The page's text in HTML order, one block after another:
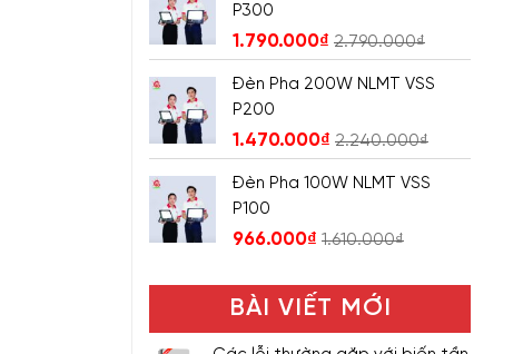
P300
1.790.000₫ 2.790.000₫
Đèn Pha 200W NLMT VSS
P200
1.470.000₫ 2.240.000₫
Đèn Pha 100W NLMT VSS
P100
966.000₫ 1.610.000₫
BÀI VIẾT MỚI